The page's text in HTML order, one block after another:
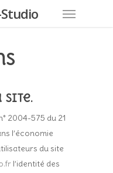
site.
2004-575 du 21
l’économie
du site
l’identité des